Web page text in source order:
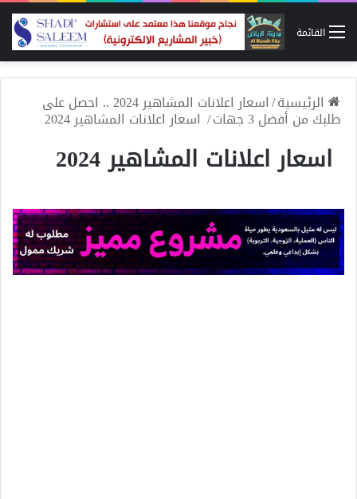
القائمة
الرئيسية/ اسعار اعلانات المشاهير 2024 .. احصل على
طلبك من أفضل 3 جهات / اسعار اعلانات المشاهير 2024
اسعار اعلانات المشاهير 2024